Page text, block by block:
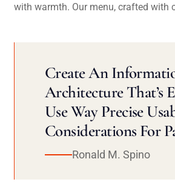
with warmth. Our menu, crafted with
Create An
Architecture That’s
Use Way Precise
Considerations For
Ronald M. Spino